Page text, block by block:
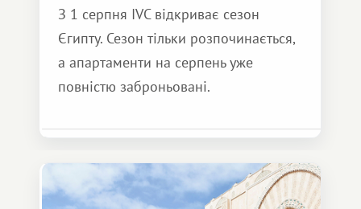
З 1 серпня IVC відкриває сезон
Єгипту. Сезон тільки розпочинається,
а апартаменти на серпень уже
повністю заброньовані.